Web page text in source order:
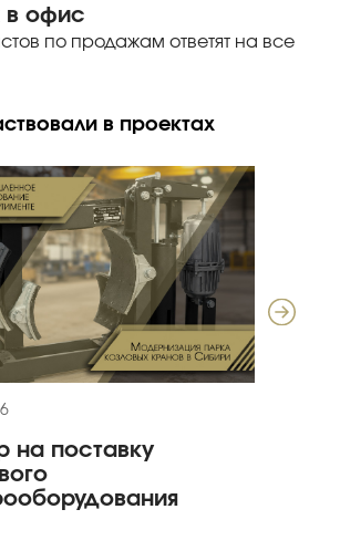
в офис
по продажам ответят на все
в проектах
на поставку